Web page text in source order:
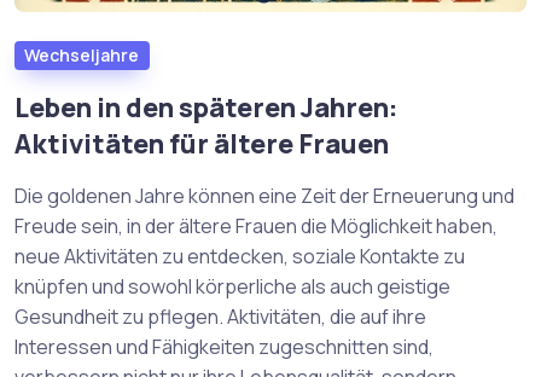
Wechseljahre
Leben in den späteren Jahren:
Aktivitäten für ältere Frauen
Die goldenen Jahre können eine Zeit der Erneuerung und
Freude sein, in der ältere Frauen die Möglichkeit haben,
neue Aktivitäten zu entdecken, soziale Kontakte zu
knüpfen und sowohl körperliche als auch geistige
Gesundheit zu pflegen. Aktivitäten, die auf ihre
Interessen und Fähigkeiten zugeschnitten sind,